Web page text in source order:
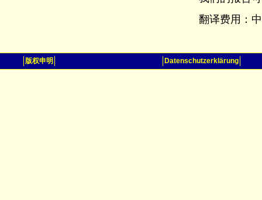
翻译费用：
版权申明 Datenschutzerklärung